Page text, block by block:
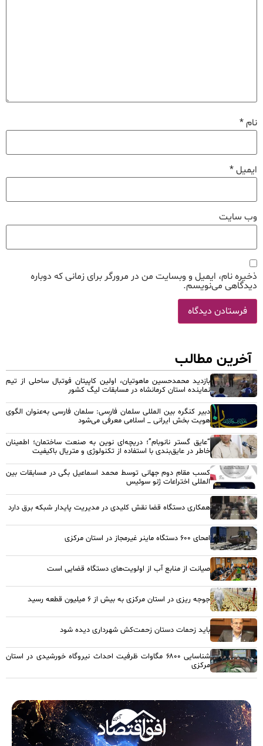
نام*
ایمیل*
وب‌ سایت
ذخیره نام، ایمیل و وبسایت من در مرورگر برای زمانی که دوباره
دیدگاهی می‌نویسم.
آخرین مطالب
بازدید محمدحسین ماهوتیان، اولین کاپیتان فوتبال ساحلی از تیم
نماینده استان کرمانشاه در مسابقات لیگ کشور
دبیر کنگره بین المللی سلمان فارسی: سلمان فارسی به‌عنوان الگوی
هویت بخش ایرانی _ اسلامی معرفی می‌شود
“عایق گستر نانوبام”؛ دریچه‌ای نوین به صنعت ساختمان؛ اطمینان
خاطر در عایق‌بندی با استفاده از تکنولوژی و متریال باکیفیت
کسب مقام دوم جهانی توسط محمد اسماعیل بگی در مسابقات بین
المللی اختراعات ژنو سوئیس
همکاری دستگاه قضا نقش کلیدی در مدیریت پایدار شبکه برق دارد
امحای ۶۰۰ دستگاه ماینر غیرمجاز در استان مرکزی
صیانت از منابع آب از اولویت‌های دستگاه قضایی است
جوجه ریزی در استان مرکزی به بیش از ۶ میلیون قطعه رسید
باید زحمات دستان زحمت‌کش شهرداری دیده شود
شناسایی ۶۸۰۰ مگاوات ظرفیت احداث نیروگاه خورشیدی در استان
مرکزی